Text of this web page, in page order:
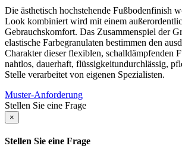
Die ästhetisch hochstehende Fußbodenfinish
Look kombiniert wird mit einem
Gebrauchskomfort. Das Zusammenspiel der
elastische Farbegranulaten bestimmen den
Charakter dieser flexiblen, schalldämpfenden
nahtlos, dauerhaft, flüssigkeitundurchlässig,
Stelle verarbeitet von eigenen Spezialisten.
Muster-Anforderung
Stellen Sie eine Frage
×
Stellen Sie eine Frage